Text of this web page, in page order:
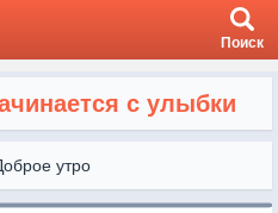
Поиск
с улыбки
утро